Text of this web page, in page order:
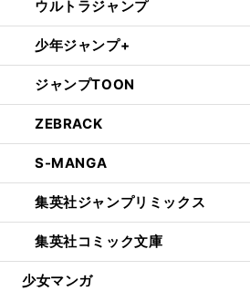
ウルトラジャンプ
少年ジャンプ+
ジャンプTOON
ZEBRACK
S-MANGA
集英社ジャンプリミックス
集英社コミック文庫
少女マンガ